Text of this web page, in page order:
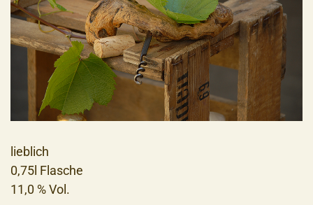
lieblich
0,75l Flasche
11,0 % Vol.